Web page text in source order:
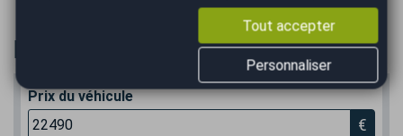
Financer
Prix du véhicule
€
Tout accepter
Personnaliser